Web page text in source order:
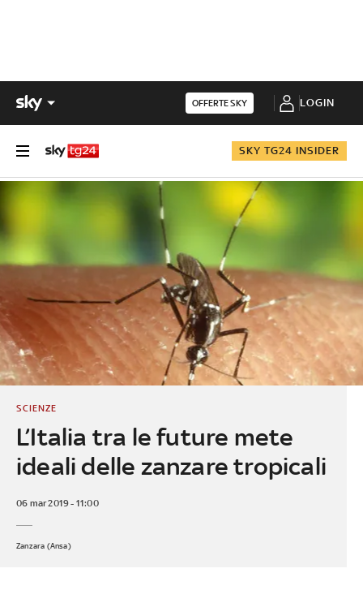
OFFERTE SKY LOGIN
SKY TG24 INSIDER
L’Italia tra le future mete
ideali delle zanzare tropicali
SCIENZE
06 mar 2019 - 11:00
Zanzara (Ansa)